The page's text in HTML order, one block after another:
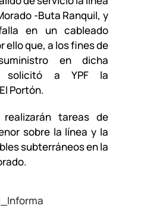
-Buta Ranquil, y
en un cableado
ello que, a los fines de
en dicha
solicitó a YPF la
Portón.
tareas de
sobre la línea y la
subterráneos en la